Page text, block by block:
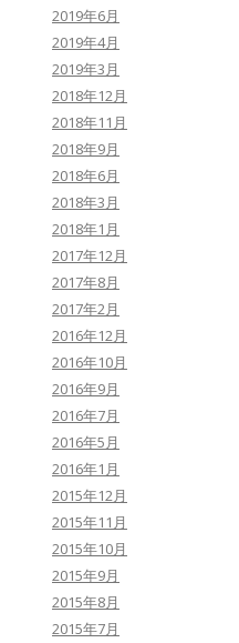
2019年6月
2019年4月
2019年3月
2018年12月
2018年11月
2018年9月
2018年6月
2018年3月
2018年1月
2017年12月
2017年8月
2017年2月
2016年12月
2016年10月
2016年9月
2016年7月
2016年5月
2016年1月
2015年12月
2015年11月
2015年10月
2015年9月
2015年8月
2015年7月